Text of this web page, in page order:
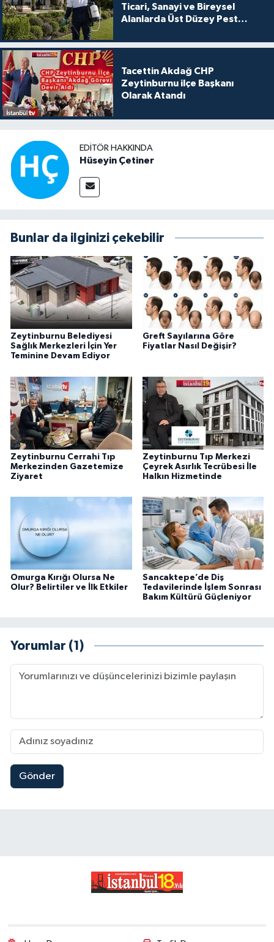
Ticari, Sanayi ve Bireysel
Alanlarda Üst Düzey Pest
Tacettin Akdağ CHP
Zeytinburnu ilçe Başkanı
Olarak Atandı
EDITÖR HAKKINDA
Hüseyin Çetiner
Bunlar da ilginizi çekebilir
Zeytinburnu Belediyesi
Sağlık Merkezleri İçin Yer
Teminine Devam Ediyor
Greft Sayılarına Göre
Fiyatlar Nasıl Değişir?
Zeytinburnu Cerrahi Tıp
Merkezinden Gazetemize
Ziyaret
Zeytinburnu Tıp Merkezi
Çeyrek Asırlık Tecrübesi İle
Halkın Hizmetinde
Omurga Kırığı Olursa Ne
Olur? Belirtiler ve İlk Etkiler
Sancaktepe’de Diş
Tedavilerinde İşlem Sonrası
Bakım Kültürü Güçleniyor
Yorumlar (1)
Gönder